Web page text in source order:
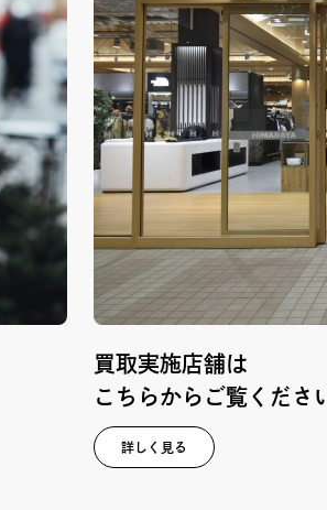
買取実施店舗は
こちらからご覧くださ
詳しく見る